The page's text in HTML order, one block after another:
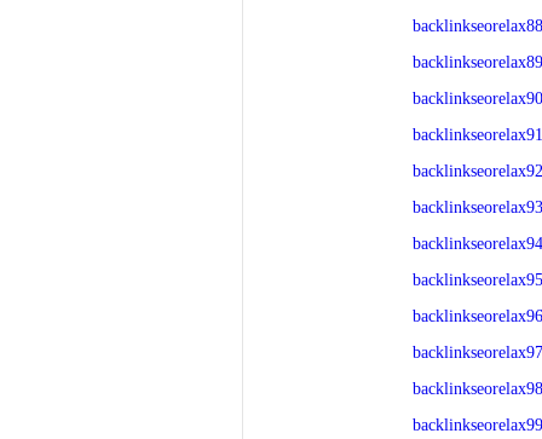
backlinkseorelax88
backlinkseorelax89
backlinkseorelax90
backlinkseorelax91
backlinkseorelax92
backlinkseorelax93
backlinkseorelax94
backlinkseorelax95
backlinkseorelax96
backlinkseorelax97
backlinkseorelax98
backlinkseorelax99